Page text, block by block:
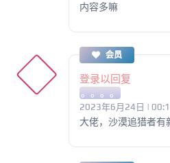
内容多嘛
会员
登录以回复
。。。。
2023年6月24日 |
大佬，沙漠追猎者有